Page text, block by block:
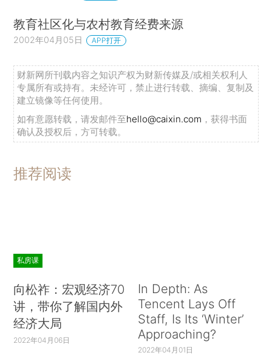
教育社区化与农村教育经费来源
2002年04月05日 APP打开
财新网所刊载内容之知识产权为财新传媒及/或相关权利人
专属所有或持有。未经许可，禁止进行转载、摘编、复制及
建立镜像等任何使用。
如有意愿转载，请发邮件至hello@caixin.com ，获得书面
确认及授权后，方可转载。
推荐阅读
私房课
向松祚：宏观经济70
讲，带你了解国内外
经济大局
2022年04月06日
In Depth: As
Tencent Lays Off
Staff, Is Its ‘Winter’
Approaching?
2022年04月01日